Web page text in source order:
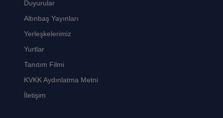
Duyurular
Altınbaş Yayınları
Yerleşkelerimiz
Yurtlar
Tanıtım Filmi
KVKK Aydınlatma Metni
İletişim